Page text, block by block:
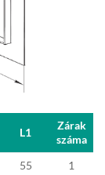
55
1
L1
Zárak
száma